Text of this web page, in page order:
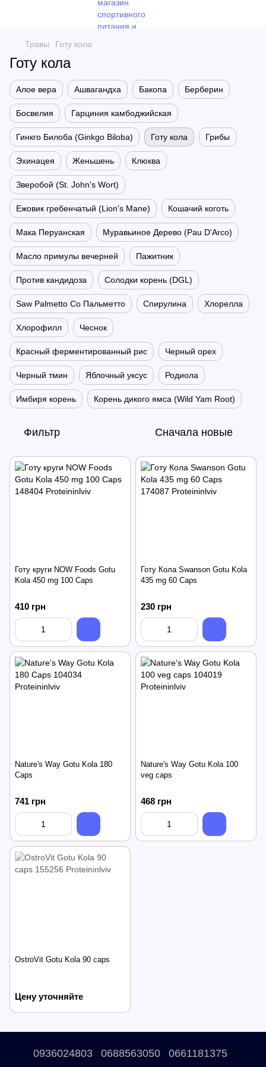
Травы Готу кола
Готу кола
Алое вера Ашвагандха Бакопа Берберин
Босвелия Гарциния камбоджийская
Гинкго Билоба (Ginkgo Biloba) Готу кола Грибы
Эхинацея Женьшень Клюква
Зверобой (St. John's Wort)
Ежовик гребенчатый (Lion's Mane) Кошачий коготь
Мака Перуанская Муравьиное Дерево (Pau D'Arco)
Масло примулы вечерней Пажитник
Против кандидоза Солодки корень (DGL)
Saw Palmetto Со Пальметто Спирулина Хлорелла
Хлорофилл Чеснок
Красный ферментированный рис Черный орех
Черный тмин Яблочный уксус Родиола
Имбиря корень Корень дикого ямса (Wild Yam Root)
Фильтр Сначала новые
Готу круги NOW Foods Gotu
Kola 450 mg 100 Caps
410 грн
Готу Кола Swanson Gotu Kola
435 mg 60 Caps
230 грн
Nature's Way Gotu Kola 180
Caps
741 грн
Nature's Way Gotu Kola 100
veg caps
468 грн
OstroVit Gotu Kola 90 caps
Цену уточняйте
0936024803 0688563050 0661181375